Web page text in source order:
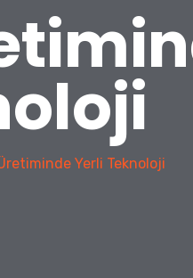
Yerli Teknoloji